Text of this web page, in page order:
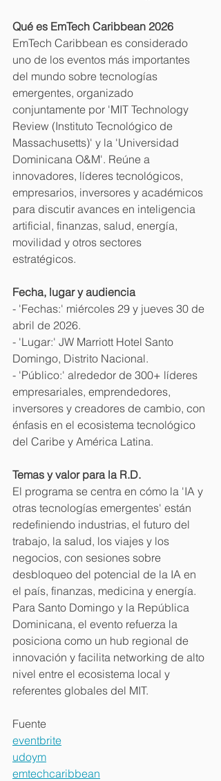
Qué es EmTech Caribbean 2026
EmTech Caribbean es considerado
uno de los eventos más importantes
del mundo sobre tecnologías
emergentes, organizado
conjuntamente por 'MIT Technology
Review (Instituto Tecnológico de
Massachusetts)' y la 'Universidad
Dominicana O&M'. Reúne a
innovadores, líderes tecnológicos,
empresarios, inversores y académicos
para discutir avances en inteligencia
artificial, finanzas, salud, energía,
movilidad y otros sectores
estratégicos.
Fecha, lugar y audiencia
- 'Fechas:' miércoles 29 y jueves 30 de
abril de 2026.
- 'Lugar:' JW Marriott Hotel Santo
Domingo, Distrito Nacional.
- 'Público:' alrededor de 300+ líderes
empresariales, emprendedores,
inversores y creadores de cambio, con
énfasis en el ecosistema tecnológico
del Caribe y América Latina.
Temas y valor para la R.D.
El programa se centra en cómo la 'IA y
otras tecnologías emergentes' están
redefiniendo industrias, el futuro del
trabajo, la salud, los viajes y los
negocios, con sesiones sobre
desbloqueo del potencial de la IA en
el país, finanzas, medicina y energía.
Para Santo Domingo y la República
Dominicana, el evento refuerza la
posiciona como un hub regional de
innovación y facilita networking de alto
nivel entre el ecosistema local y
referentes globales del MIT.
Fuente
eventbrite
udoym
emtechcaribbean